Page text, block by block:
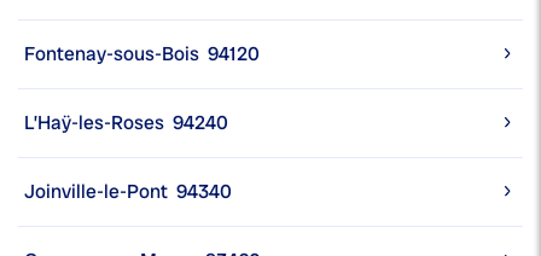
Fontenay-sous-Bois 94120
L’Haÿ-les-Roses 94240
Joinville-le-Pont 94340